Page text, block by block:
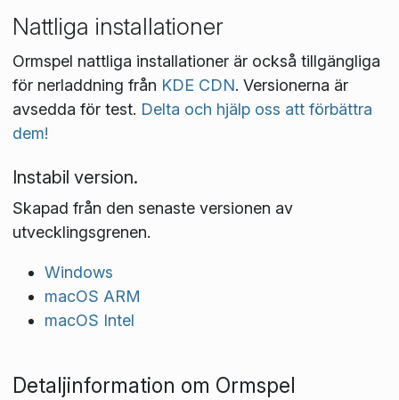
Nattliga installationer
Ormspel nattliga installationer är också tillgängliga
för nerladdning från KDE CDN. Versionerna är
avsedda för test. Delta och hjälp oss att förbättra
dem!
Instabil version.
Skapad från den senaste versionen av
utvecklingsgrenen.
Windows
macOS ARM
macOS Intel
Detaljinformation om Ormspel